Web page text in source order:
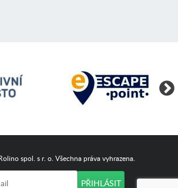
spol. s r. o. Všechna práva vyhrazena.